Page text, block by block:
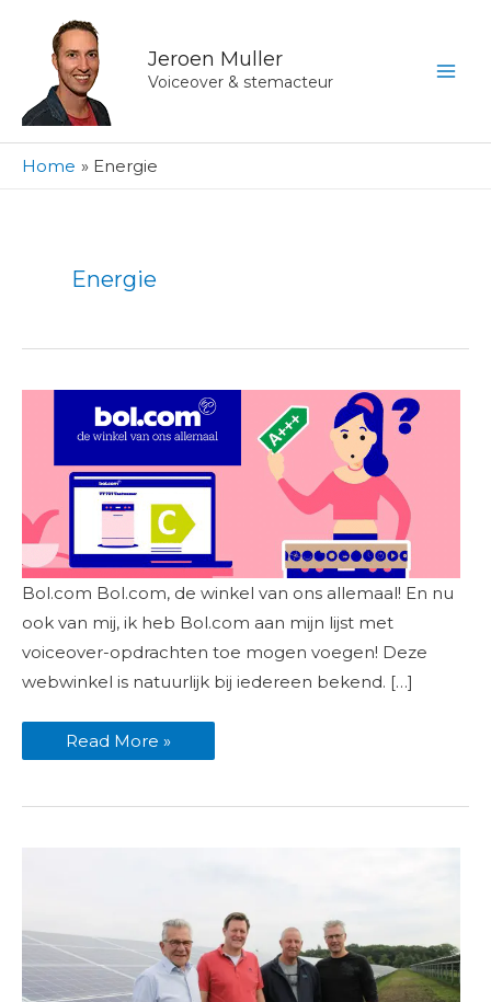
inhoud
Jeroen Muller
Voiceover & stemacteur
Home Energie
Energie
Bol.com Bol.com, de winkel van ons allemaal! En nu
ook van mij, ik heb Bol.com aan mijn lijst met
voiceover-opdrachten toe mogen voegen! Deze
webwinkel is natuurlijk bij iedereen bekend. […]
Energielabel
animatie
voor
Bol.com
ingesproken
Read More »